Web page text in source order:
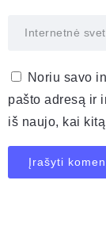
Noriu savo
pašto adresą ir
iš naujo, kai